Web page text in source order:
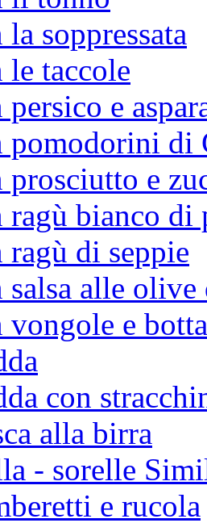
la soppressata
le taccole
persico e
pomodorini di
prosciutto e
ragù bianco di
ragù di seppie
salsa alle
vongole e
con
alla birra
- sorelle
e rucola